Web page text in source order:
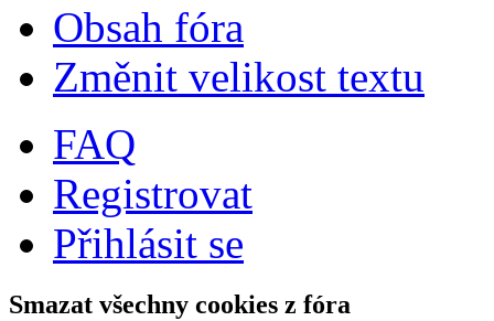
Obsah fóra
Změnit velikost textu
FAQ
Registrovat
Přihlásit se
Smazat všechny cookies z fóra